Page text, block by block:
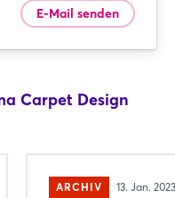
E-Mail senden
Carpet Design
ARCHIV 13. Jan. 2023